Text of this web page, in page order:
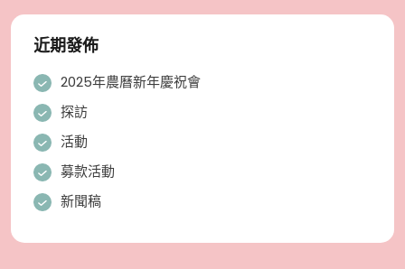
近期發佈
2025年農曆新年慶祝會
探訪
活動
募款活動
新聞稿